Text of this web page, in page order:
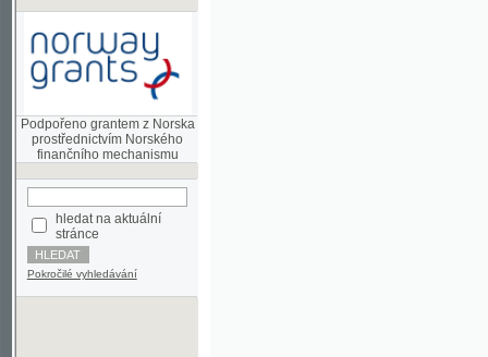
Podpořeno grantem z Norska
prostřednictvím Norského
hledat na aktuální
stránce
Pokročilé vyhledávání